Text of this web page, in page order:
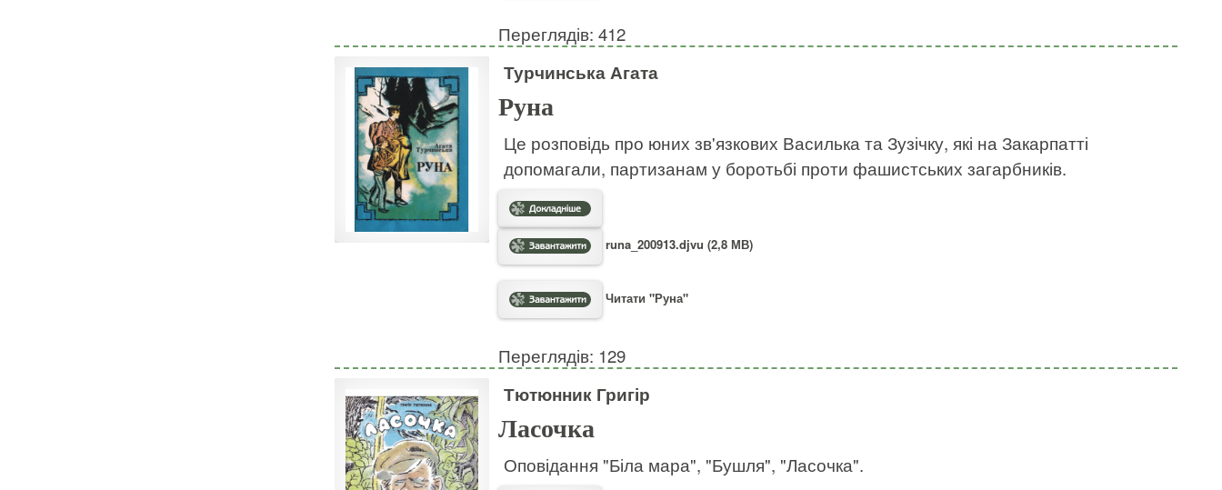
Переглядів: 412
Турчинська Агата
Руна
Це розповідь про юних зв'язкових Василька та Зузічку, які на Закарпатті
допомагали, партизанам у боротьбі проти фашистських загарбників.
runa_200913.djvu (2,8 МВ)
Читати "Руна"
Переглядів: 129
Тютюнник Григір
Ласочка
Оповідання "Біла мара", "Бушля", "Ласочка".